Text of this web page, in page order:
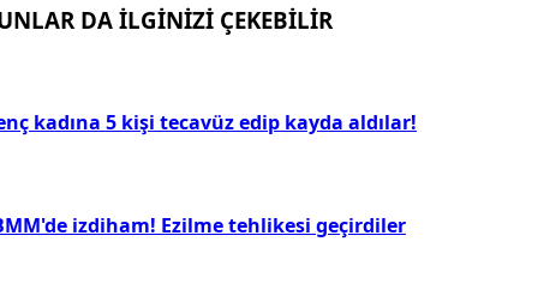
DA İLGİNİZİ ÇEKEBİLİR
kadına 5 kişi tecavüz edip kayda aldılar!
izdiham! Ezilme tehlikesi geçirdiler